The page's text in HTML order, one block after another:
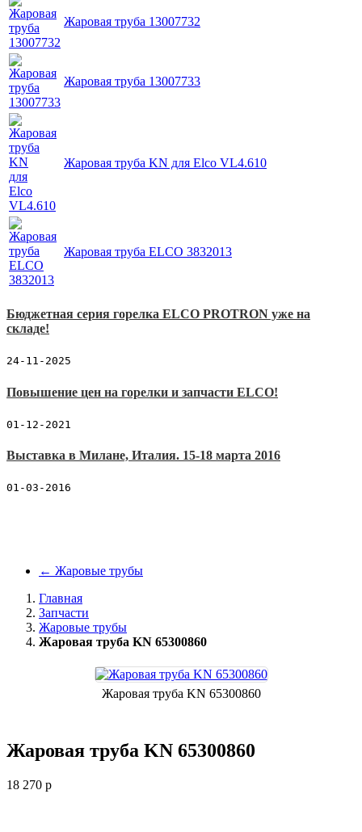
Жаровая труба 13007732
Жаровая труба 13007733
Жаровая труба KN для Elco VL4.610
Жаровая труба ELCO 3832013
Бюджетная серия горелка ELCO PROTRON уже на
складе!
24-11-2025
Повышение цен на горелки и запчасти ELCO!
01-12-2021
Выставка в Милане, Италия. 15-18 марта 2016
01-03-2016
← Жаровые трубы
Главная
Запчасти
Жаровые трубы
Жаровая труба KN 65300860
Жаровая труба KN 65300860
Жаровая труба KN 65300860
18 270 p